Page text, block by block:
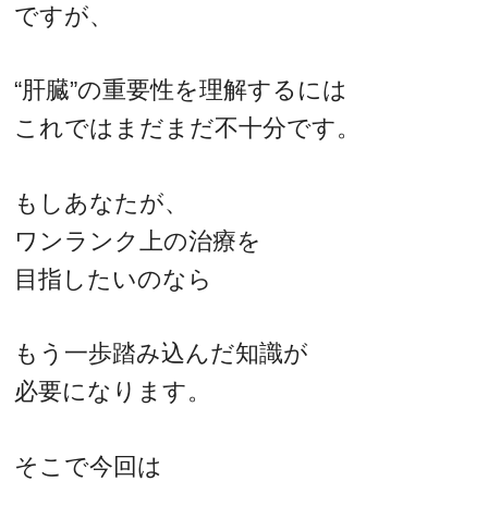
ですが、
“肝臓”の重要性を理解するには
これではまだまだ不十分です。
もしあなたが、
ワンランク上の治療を
目指したいのなら
もう一歩踏み込んだ知識が
必要になります。
そこで今回は